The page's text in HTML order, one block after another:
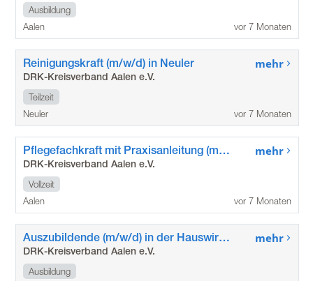
Ausbildung
Aalen
vor 7 Monaten
Reinigungskraft (m/w/d) in Neuler
DRK-Kreisverband Aalen e.V.
Teilzeit
Neuler
mehr
vor 7 Monaten
Pflegefachkraft mit Praxisanleitung (m/w/d)
DRK-Kreisverband Aalen e.V.
Vollzeit
Aalen
mehr
vor 7 Monaten
Auszubildende (m/w/d) in der Hauswirtschaft
DRK-Kreisverband Aalen e.V.
Ausbildung
mehr